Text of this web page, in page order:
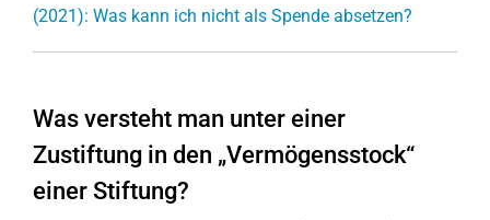
(2021): Was kann ich nicht als Spende absetzen?
Was versteht man unter einer
Zustiftung in den „Vermögensstock“
einer Stiftung?